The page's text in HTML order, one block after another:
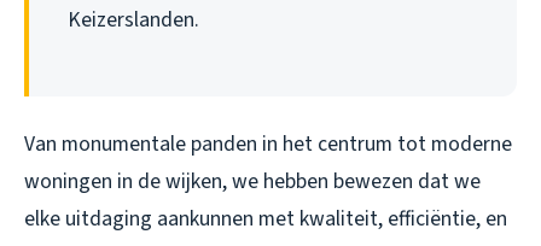
Keizerslanden.
Van monumentale panden in het centrum tot moderne
woningen in de wijken, we hebben bewezen dat we
elke uitdaging aankunnen met kwaliteit, efficiëntie, en